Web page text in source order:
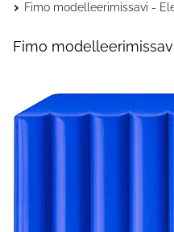
Fimo modelleerimissavi -
Fimo